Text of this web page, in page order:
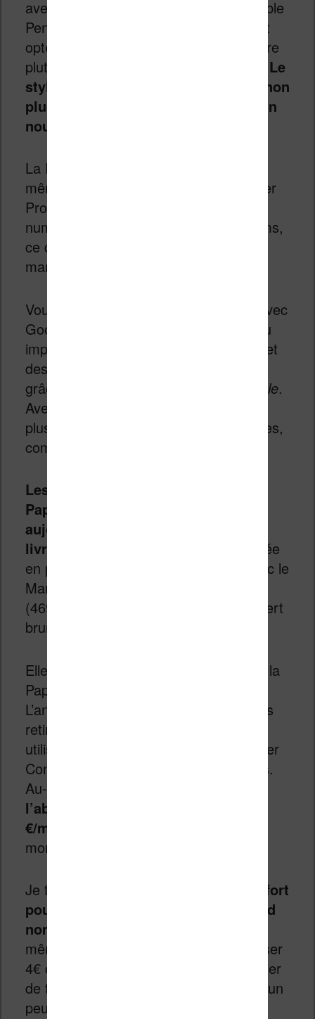
avec les stylets tiers : seul le Remarkable
Pen fonctionnera. La marque a en effet
opté pour un stylet USI semi-propriétaire
plutôt que pour la technologie Wacom. Le
stylet de la Remarkable 2 n’est pas non
plus compatible : il faudra acheter un
nouveau Marker ou Marker Plus.
La Paper Pure prend en charge les
mêmes stylets numériques que la Paper
Pro et la Paper Pro Move. L’encre
numérique apparaît en seulement 21 ms,
ce qui en fait toujours la référence du
marché.
Vous pouvez synchroniser vos notes avec
Google Drive, OneDrive et Dropbox, ou
importer directement des articles web et
des documents Word sur votre tablette
grâce à l’extension
Read on Remarkable.
Avec un abonnement Connect, encore
plus d’outils numériques sont disponibles,
comme Send to Slack et Miro.
Les commandes de la Remarkable
Paper Pure sont ouvertes dès
aujourd’hui, avec les premières
livraisons début juin.
Elle est proposée
en pack avec le Marker (399 €) ou avec le
Marker Plus et la housse Sleeve Folio
(469 €), en trois coloris : bleu océan, vert
brume et rose désert.
Elle sera commercialisée aux côtés de la
Paper Pro et de la Paper Pro Move.
L’ancienne Remarkable 2 est désormais
retirée du catalogue. Les nouveaux
utilisateurs Remarkable peuvent essayer
Connect gratuitement pendant 50 jours.
Au-delà de la période d’essai,
l’abonnement Connect coûte 3,99
€/mois
moment.
Je trouve que
reMarkable a fait un effort
pour rendre accessible au plus grand
nombre sa nouvelle machine.
même à moins de 400€, il faut débourser
4€ chaque mois (environ) pour bénéficier
de toutes les fonctionnalités ce qui est un
peu cher.